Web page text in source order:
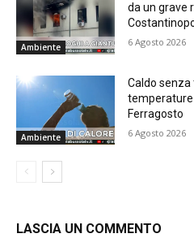
Ambiente
da un grave
6 Agosto 2026
Ambiente
Caldo senza
Ferragosto
6 Agosto 2026
LASCIA UN COMMENTO